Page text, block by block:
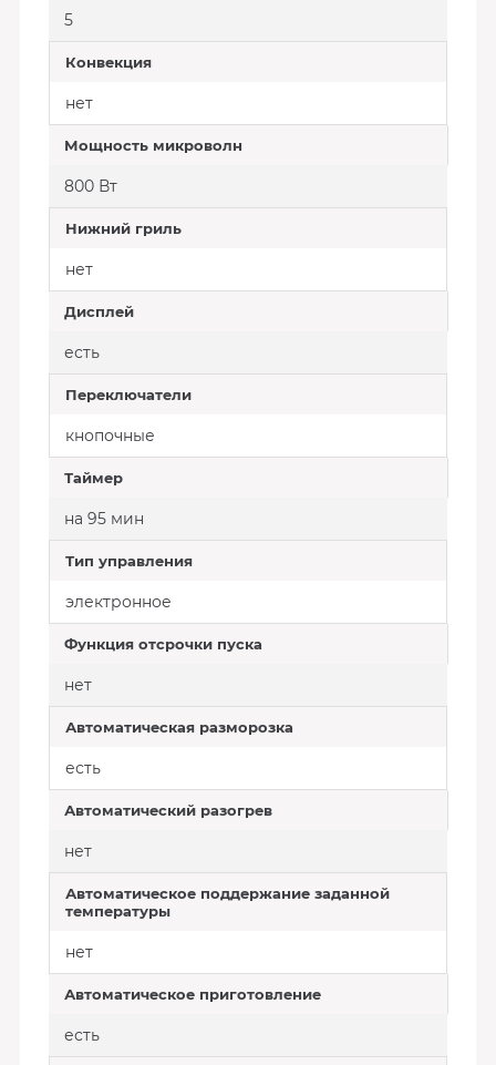
5
Конвекция
нет
Мощность микроволн
800 Вт
Нижний гриль
нет
Дисплей
есть
Переключатели
кнопочные
Таймер
на 95 мин
Тип управления
электронное
Функция отсрочки пуска
нет
Автоматическая разморозка
есть
Автоматический разогрев
нет
Автоматическое поддержание заданной
температуры
нет
Автоматическое приготовление
есть